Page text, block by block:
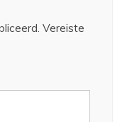
Vereiste